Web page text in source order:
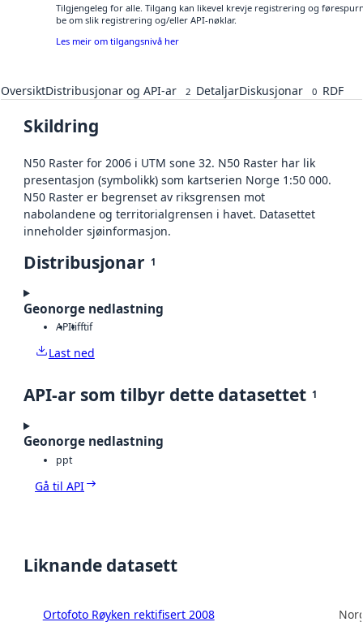
Tilgjengeleg for alle. Tilgang kan likevel krevje registrering og
be om slik registrering og/eller API-nøklar.
Les meir om tilgangsnivå her
OversiktDistribusjonar og API-ar 2 DetaljarDiskusjonar 0 RDF
Skildring
N50 Raster for 2006 i UTM sone 32. N50 Raster har lik
presentasjon (symbolikk) som kartserien Norge 1:50 000.
N50 Raster er begrenset av riksgrensen mot
nabolandene og territorialgrensen i havet. Datasettet
inneholder sjøinformasjon.
Distribusjonar 1
Geonorge nedlastning
APItifftif
Last ned
API-ar som tilbyr dette datasettet 1
Geonorge nedlastning
ppt
Gå til API
Liknande datasett
Ortofoto Røyken rektifisert 2008